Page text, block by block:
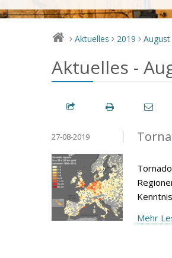
> Aktuelles > 2019 > August
Aktuelles -
27-08-2019
Mehr